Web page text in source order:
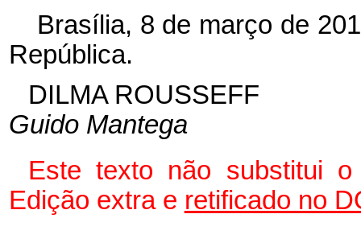
Brasília, 8 de março de
República.
DILMA ROUSSEFF
Guido Mantega
Este texto não substitui
Edição extra e retificado no